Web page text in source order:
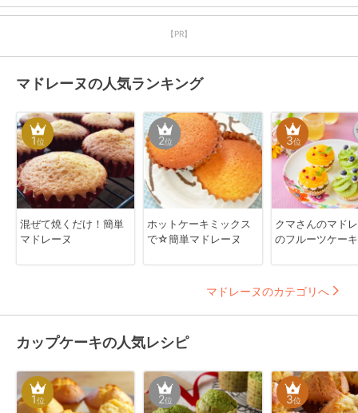
【PR】
マドレーヌの人気ランキング
1位
混ぜて焼くだけ！簡単
マドレーヌ
2位
ホットケーキミックス
で☆簡単マドレーヌ
3位
クマさんのマド
のフルーツケーキ
マドレーヌのカテゴリへ
カップケーキの人気レシピ
1位 2位 3位